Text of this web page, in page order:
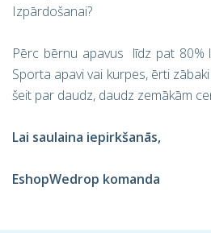
Izpārdošanai?
Pērc bērnu apavus līdz pat 80%
Sporta apavi vai kurpes, ērti
šeit par daudz, daudz zemākām
Lai saulaina iepirkšanās,
EshopWedrop komanda